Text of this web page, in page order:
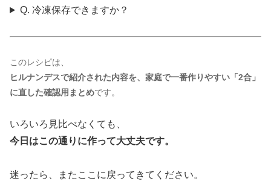
Q. 冷凍保存できますか？
このレシピは、
ヒルナンデスで紹介された内容を、家庭で一番作りやすい「2合」
に直した確認用まとめです。
いろいろ見比べなくても、
今日はこの通りに作って大丈夫です。
迷ったら、またここに戻ってきてください。